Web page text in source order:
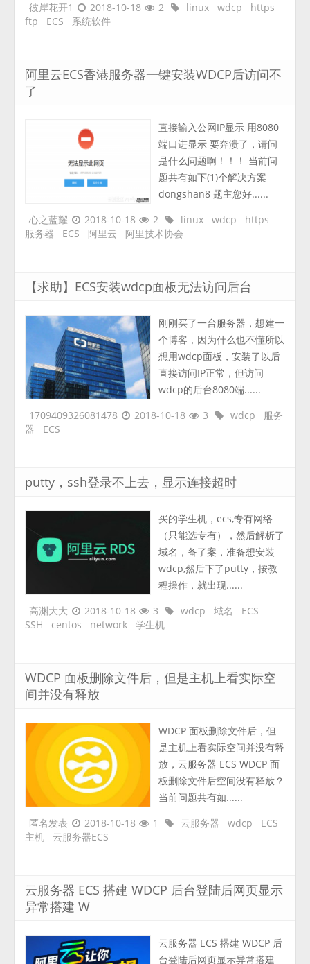
彼岸花开1
2018-10-18 2 linux wdcp
https
ftp
ECS 系统软件
阿里云ECS香港服务器一键安装WDCP后访问不
了
直接输入公网IP显示 用8080
端口进显示 要奔溃了，请问
是什么问题啊！！！ 当前问
题共有如下(1)个解决方案
dongshan8 题主您好......
心之蓝耀
2018-10-18 2 linux wdcp
https
服务器
ECS 阿里云 阿里技术协会
【求助】ECS安装wdcp面板无法访问后台
刚刚买了一台服务器，想建一
个博客，因为什么也不懂所以
想用wdcp面板，安装了以后
直接访问IP正常，但访问
wdcp的后台8080端......
1709409326081478
2018-10-18 3 wdcp
服务
器
ECS
putty，ssh登录不上去，显示连接超时
买的学生机，ecs,专有网络
（只能选专有），然后解析了
域名，备了案，准备想安装
wdcp,然后下了putty，按教
程操作，就出现......
高渊大大
2018-10-18 3 wdcp 域名
ECS
SSH
centos network 学生机
WDCP 面板删除文件后，但是主机上看实际空
间并没有释放
WDCP 面板删除文件后，但
是主机上看实际空间并没有释
放，云服务器 ECS WDCP 面
板删除文件后空间没有释放？
当前问题共有如......
匿名发表
2018-10-18 1 云服务器 wdcp
ECS
主机
云服务器ECS
云服务器 ECS 搭建 WDCP 后台登陆后网页显示
异常搭建 W
云服务器 ECS 搭建 WDCP 后
台登陆后网页显示异常搭建